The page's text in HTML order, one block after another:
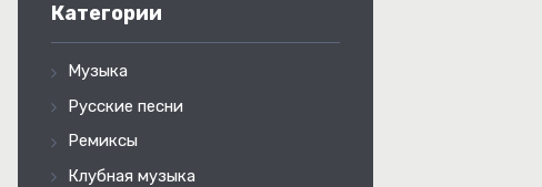
Категории
Музыка
Русские песни
Ремиксы
Клубная музыка